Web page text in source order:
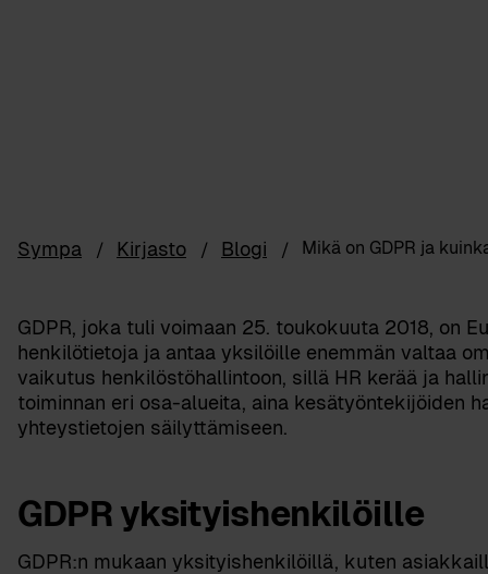
Sympa Kirjasto Blogi Mikä on GDPR ja
GDPR, joka tuli voimaan 25. toukokuuta 2018, on
henkilötietoja ja antaa yksilöille enemmän valtaa
vaikutus henkilöstöhallintoon, sillä HR kerää ja
toiminnan eri osa-alueita, aina kesätyöntekijöiden
yhteystietojen säilyttämiseen.
GDPR yksityishenkilöille
GDPR:n mukaan yksityishenkilöillä, kuten